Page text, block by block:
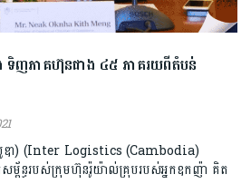
ទិញភាគហ៊ុនជាង ៤៥ ភាគរយពីតំបន់
ឌា) (Inter Logistics (Cambodia)
ព័ន្ធរបស់ក្រុមហ៊ុនរ៉ូយ៉ាល់គ្រុបរបស់អ្នកឧកញ៉ា គិត